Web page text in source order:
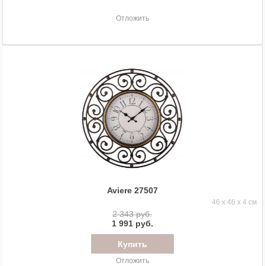
Отложить
Aviere 27507
46 x 46 x 4 см
2 343 руб.
1 991 руб.
Отложить